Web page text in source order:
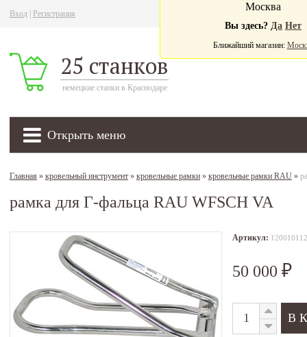
Вход Регистрация
25 станков
немецкие станки в Краснодаре
Открыть меню
Москва
Вы здесь? Да Нет
Ближайший магазин:
Главная » кровельный инструмент » кровельные рамки » кровельные рамки RAU »
рамка для Г-фальца RAU WFSCH VA
Артикул: 120010112
50 000 ₽